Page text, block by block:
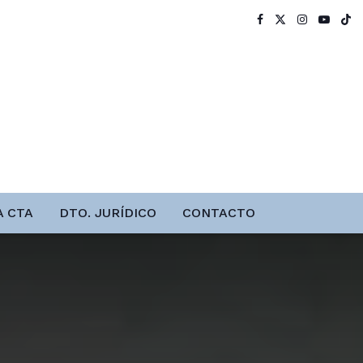
CTA DTO. JURÍDICO CONTACTO